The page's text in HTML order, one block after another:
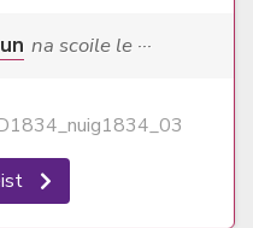
na scoile le ···